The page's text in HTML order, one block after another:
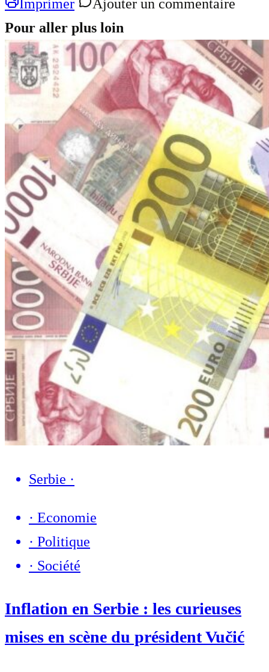
Imprimer
Ajouter un commentaire
Pour aller plus loin
Serbie ·
· Economie
· Politique
· Société
Inflation en Serbie : les curieuses
mises en scène du président Vučić